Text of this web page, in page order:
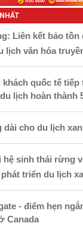
Liên kết bảo tồn
lịch văn hóa
quốc tế tiếp
lịch hoàn thành
cho du lịch
hệ sinh thái rừng
triển du lịch
- điểm hẹn
Canada